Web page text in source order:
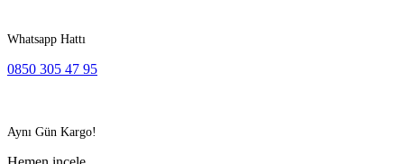
Whatsapp Hattı
0850 305 47 95
Aynı Gün Kargo!